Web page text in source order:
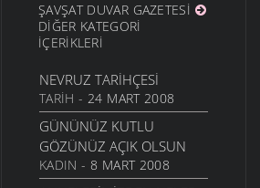
ÜZÜM ÇEKIRDEĞININ
FAYDASI
14 EYLÜL 2006
ELMA VE ELMA SIRKESININ
FAYDALARI
24 MAYIS 2006
ŞAVŞAT DUVAR GAZETESI
DIĞER KATEGORI
İÇERIKLERI
NEVRUZ TARIHÇESI
TARIH - 24 MART 2008
GÜNÜNÜZ KUTLU
GÖZÜNÜZ AÇIK OLSUN
KADIN - 8 MART 2008